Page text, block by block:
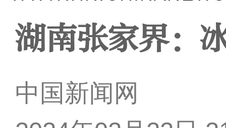
湖南张家界：
中国新闻网